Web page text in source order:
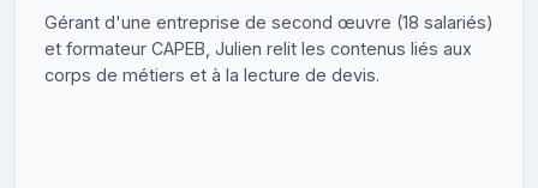
Gérant d'une entreprise de second œuvre (18 salariés)
et formateur CAPEB, Julien relit les contenus liés aux
corps de métiers et à la lecture de devis.